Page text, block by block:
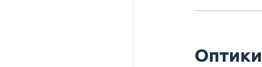
Оптики